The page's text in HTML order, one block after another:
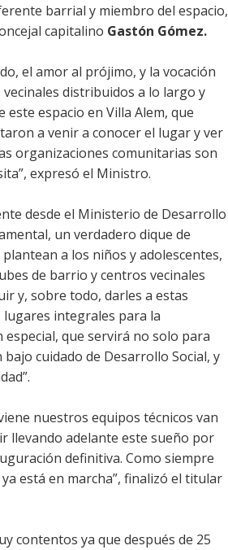
barrial y miembro del espacio,
capitalino Gastón Gómez.
el amor al prójimo, y la vocación
distribuidos a lo largo y
espacio en Villa Alem, que
a venir a conocer el lugar y ver
organizaciones comunitarias son
expresó el Ministro.
desde el Ministerio de Desarrollo
un verdadero dique de
a los niños y adolescentes,
de barrio y centros vecinales
y, sobre todo, darles a estas
integrales para la
que servirá no solo para
cuidado de Desarrollo Social, y
nuestros equipos técnicos van
llevando adelante este sueño por
definitiva. Como siempre
está en marcha”, finalizó el titular
contentos ya que después de 25